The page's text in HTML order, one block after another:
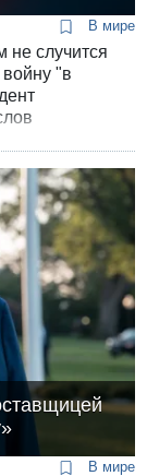
В мире
не случится
"в
В мире